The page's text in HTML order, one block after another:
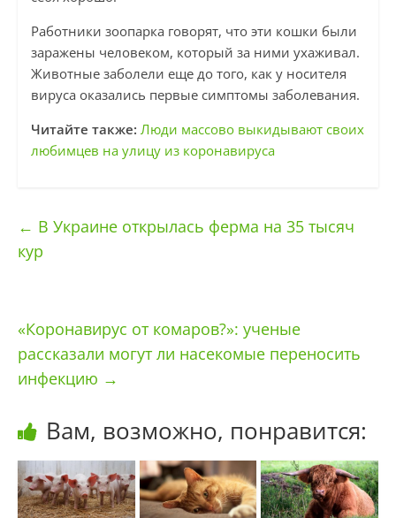
Работники зоопарка говорят, что эти кошки были
заражены человеком, который за ними ухаживал.
Животные заболели еще до того, как у носителя
вируса оказались первые симптомы заболевания.
Читайте также: Люди массово выкидывают своих
любимцев на улицу из коронавируса
← В Украине открылась ферма на 35 тысяч
кур
«Коронавирус от комаров?»: ученые
рассказали могут ли насекомые переносить
инфекцию →
Вам, возможно, понравится: